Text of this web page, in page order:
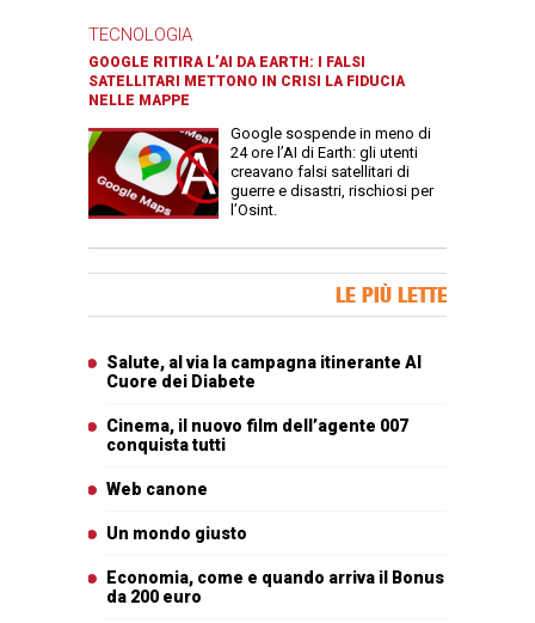
TECNOLOGIA
GOOGLE RITIRA L’AI DA EARTH: I FALSI
SATELLITARI METTONO IN CRISI LA FIDUCIA
NELLE MAPPE
Google sospende in meno di
24 ore l’AI di Earth: gli utenti
creavano falsi satellitari di
guerre e disastri, rischiosi per
l’Osint.
LE PIÙ LETTE
Salute, al via la campagna itinerante Al
Cuore dei Diabete
Cinema, il nuovo film dell’agente 007
conquista tutti
Web canone
Un mondo giusto
Economia, come e quando arriva il Bonus
da 200 euro